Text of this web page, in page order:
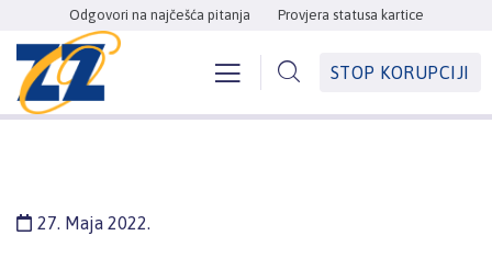
Odgovori na najčešća pitanja Provjera statusa kartice
STOP KORUPCIJI
27. Maja 2022.